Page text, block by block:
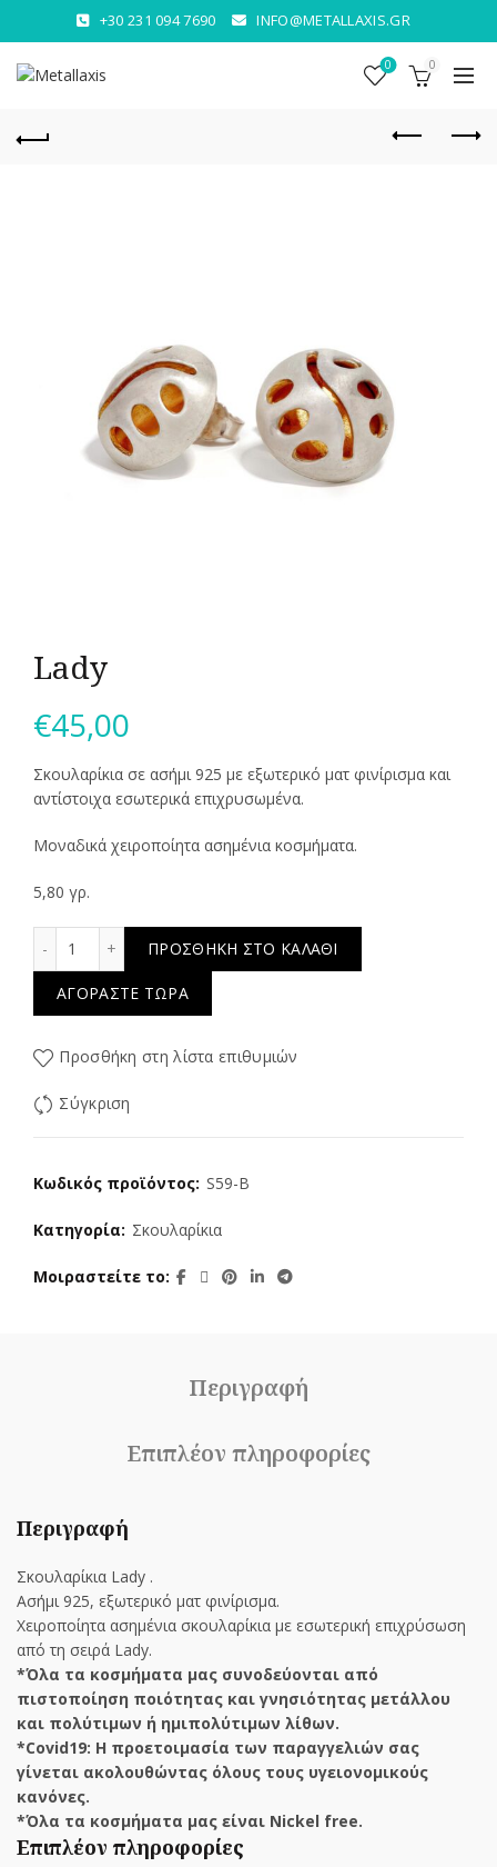
+30 231 094 7690 INFO@METALLAXIS.GR
0 0
Lady
€45,00
Σκουλαρίκια σε ασήμι 925 με εξωτερικό ματ φινίρισμα και
αντίστοιχα εσωτερικά επιχρυσωμένα.
Μοναδικά χειροποίητα ασημένια κοσμήματα.
5,80 γρ.
ΠΡΟΣΘΉΚΗ ΣΤΟ ΚΑΛΆΘΙ
ΑΓΟΡΆΣΤΕ ΤΏΡΑ
Προσθήκη στη λίστα επιθυμιών
Σύγκριση
Κωδικός προϊόντος: S59-B
Κατηγορία: Σκουλαρίκια
Μοιραστείτε το
Περιγραφή
Επιπλέον πληροφορίες
Περιγραφή
Σκουλαρίκια Lady .
Ασήμι 925, εξωτερικό ματ φινίρισμα.
Χειροποίητα ασημένια σκουλαρίκια με εσωτερική επιχρύσωση
από τη σειρά Lady.
*Όλα τα κοσμήματα μας συνοδεύονται από
πιστοποίηση ποιότητας και γνησιότητας μετάλλου
και πολύτιμων ή ημιπολύτιμων λίθων.
*Covid19: Η προετοιμασία των παραγγελιών σας
γίνεται ακολουθώντας όλους τους υγειονομικούς
κανόνες.
*Όλα τα κοσμήματα μας είναι Nickel free.
Επιπλέον πληροφορίες